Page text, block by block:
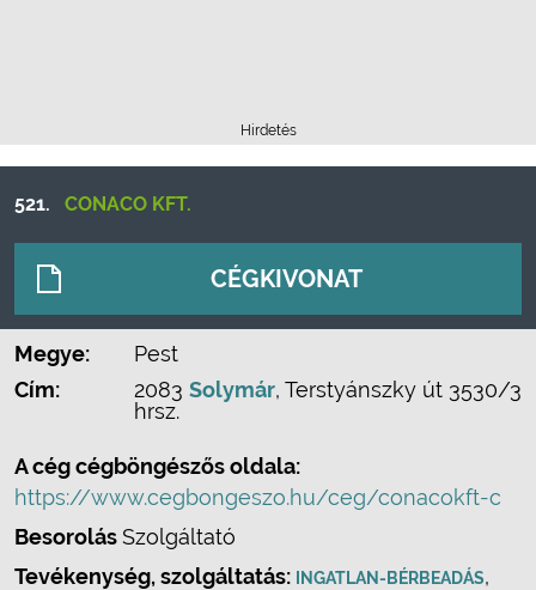
Hirdetés
521. CONACO KFT.
CÉGKIVONAT
Megye:
Pest
Cím:
2083 Solymár, Terstyánszky út 3530/3
hrsz.
A cég cégböngészős oldala:
https://www.cegbongeszo.hu/ceg/conacokft-c
BesorolásSzolgáltató
Tevékenység, szolgáltatás:
INGATLAN-BÉRBEADÁS,